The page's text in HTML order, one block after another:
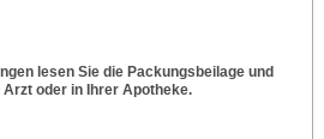
lesen Sie die Packungsbeilage und
oder in Ihrer Apotheke.